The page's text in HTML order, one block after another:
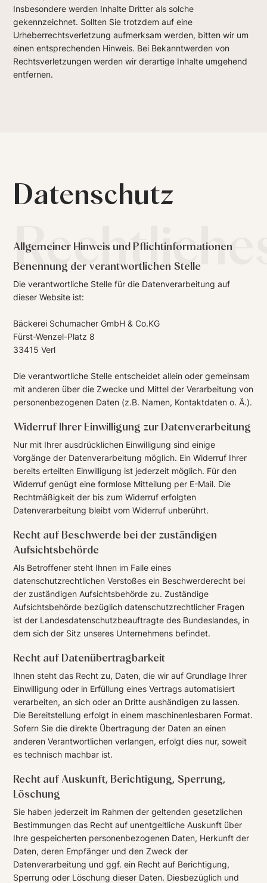
Insbesondere werden Inhalte Dritter als solche
gekennzeichnet. Sollten Sie trotzdem auf eine
Urheberrechtsverletzung aufmerksam werden, bitten wir um
einen entsprechenden Hinweis. Bei Bekanntwerden von
Rechtsverletzungen werden wir derartige Inhalte umgehend
entfernen.
Datenschutz
Allgemeiner Hinweis und Pflichtinformationen
Benennung der verantwortlichen Stelle
Die verantwortliche Stelle für die Datenverarbeitung auf
dieser Website ist:
Bäckerei Schumacher GmbH & Co.KG
Fürst-Wenzel-Platz 8
33415 Verl
Die verantwortliche Stelle entscheidet allein oder gemeinsam
mit anderen über die Zwecke und Mittel der Verarbeitung von
personenbezogenen Daten (z.B. Namen, Kontaktdaten o. Ä.).
Widerruf Ihrer Einwilligung zur Datenverarbeitung
Nur mit Ihrer ausdrücklichen Einwilligung sind einige
Vorgänge der Datenverarbeitung möglich. Ein Widerruf Ihrer
bereits erteilten Einwilligung ist jederzeit möglich. Für den
Widerruf genügt eine formlose Mitteilung per E-Mail. Die
Rechtmäßigkeit der bis zum Widerruf erfolgten
Datenverarbeitung bleibt vom Widerruf unberührt.
Recht auf Beschwerde bei der zuständigen
Aufsichtsbehörde
Als Betroffener steht Ihnen im Falle eines
datenschutzrechtlichen Verstoßes ein Beschwerderecht bei
der zuständigen Aufsichtsbehörde zu. Zuständige
Aufsichtsbehörde bezüglich datenschutzrechtlicher Fragen
ist der Landesdatenschutzbeauftragte des Bundeslandes, in
dem sich der Sitz unseres Unternehmens befindet.
Recht auf Datenübertragbarkeit
Ihnen steht das Recht zu, Daten, die wir auf Grundlage Ihrer
Einwilligung oder in Erfüllung eines Vertrags automatisiert
verarbeiten, an sich oder an Dritte aushändigen zu lassen.
Die Bereitstellung erfolgt in einem maschinenlesbaren Format.
Sofern Sie die direkte Übertragung der Daten an einen
anderen Verantwortlichen verlangen, erfolgt dies nur, soweit
es technisch machbar ist.
Recht auf Auskunft, Berichtigung, Sperrung,
Löschung
Sie haben jederzeit im Rahmen der geltenden gesetzlichen
Bestimmungen das Recht auf unentgeltliche Auskunft über
Ihre gespeicherten personenbezogenen Daten, Herkunft der
Daten, deren Empfänger und den Zweck der
Datenverarbeitung und ggf. ein Recht auf Berichtigung,
Sperrung oder Löschung dieser Daten. Diesbezüglich und